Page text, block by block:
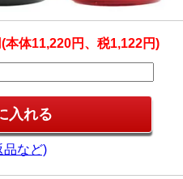
本体11,220円、税1,122円)
品など)